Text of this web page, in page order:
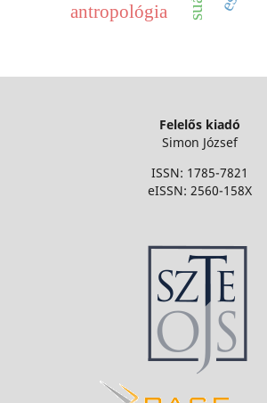
antropológia
Felelős kiadó
Simon József
ISSN: 1785-7821
eISSN: 2560-158X